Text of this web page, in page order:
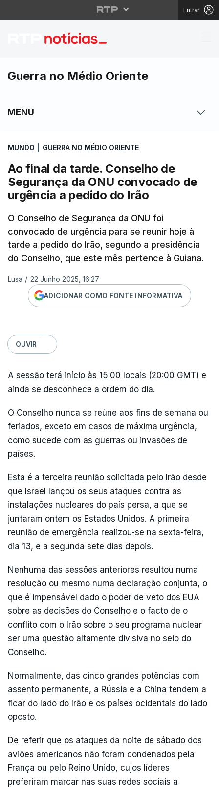
Entrar
Ao final da tarde.
Guerra no Médio Oriente
MENU
MUNDO GUERRA NO MÉDIO ORIENTE
Ao final da tarde. Conselho de
Segurança da ONU convocado de
urgência a pedido do Irão
O Conselho de Segurança da ONU foi
convocado de urgência para se reunir hoje à
tarde a pedido do Irão, segundo a presidência
do Conselho, que este mês pertence à Guiana.
Lusa / 22 Junho 2025, 16:27
ADICIONAR COMO FONTE INFORMATIVA
OUVIR
A sessão terá início às 15:00 locais (20:00 GMT) e
ainda se desconhece a ordem do dia.
O Conselho nunca se reúne aos fins de semana ou
feriados, exceto em casos de máxima urgência,
como sucede com as guerras ou invasões de
países.
Esta é a terceira reunião solicitada pelo Irão desde
que Israel lançou os seus ataques contra as
instalações nucleares do país persa, a que se
juntaram ontem os Estados Unidos. A primeira
reunião de emergência realizou-se na sexta-feira,
dia 13, e a segunda sete dias depois.
Nenhuma das sessões anteriores resultou numa
resolução ou mesmo numa declaração conjunta, o
que é impensável dado o poder de veto dos EUA
sobre as decisões do Conselho e o facto de o
conflito com o Irão sobre o seu programa nuclear
ser uma questão altamente divisiva no seio do
Conselho.
Normalmente, das cinco grandes potências com
assento permanente, a Rússia e a China tendem a
ficar do lado do Irão e os países ocidentais do lado
oposto.
De referir que os ataques da noite de sábado dos
aviões americanos não foram condenados pela
França ou pelo Reino Unido, cujos líderes
preferiram marcar nas suas redes sociais a